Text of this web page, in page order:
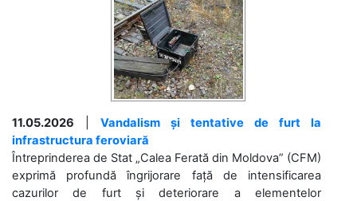
11.05.2026
Vandalism și tentative de furt la
infrastructura feroviară
Întreprinderea de Stat „Calea Ferată din Moldova” (CFM)
exprimă profundă îngrijorare față de intensificarea
cazurilor de furt și deteriorare a elementelor